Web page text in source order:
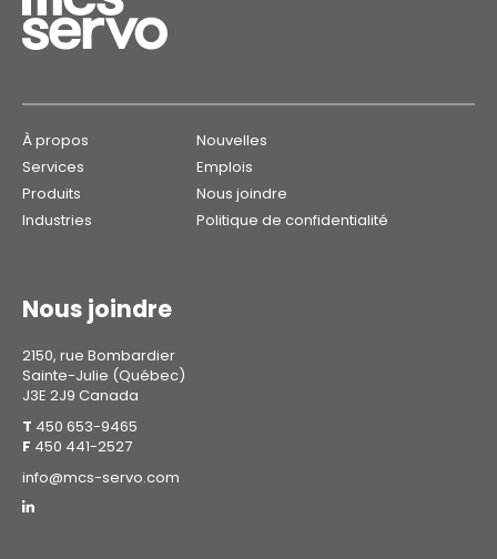
À propos
Nouvelles
Services
Emplois
Produits
Nous joindre
Industries
Politique de confidentialité
Nous joindre
2150, rue Bombardier
Sainte-Julie (Québec)
J3E 2J9 Canada
T 450 653-9465
F 450 441-2527
info@mcs-servo.com